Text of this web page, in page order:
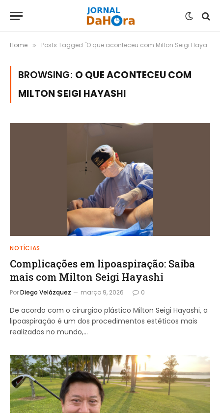
Home » Posts Tagged "O que aconteceu com Milton Seigi Hayashi"
BROWSING: O QUE ACONTECEU COM
MILTON SEIGI HAYASHI
NOTÍCIAS
Complicações em lipoaspiração: Saiba
mais com Milton Seigi Hayashi
PorDiego Velázquez março 9, 2026 0
De acordo com o cirurgião plástico Milton Seigi Hayashi, a
lipoaspiração é um dos procedimentos estéticos mais
realizados no mundo,…